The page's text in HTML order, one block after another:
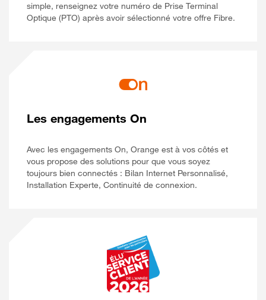
simple, renseignez votre numéro de Prise Terminal
Optique (PTO) après avoir sélectionné votre offre Fibre.
Les engagements On
Avec les engagements On, Orange est à vos côtés et
vous propose des solutions pour que vous soyez
toujours bien connectés : Bilan Internet Personnalisé,
Installation Experte, Continuité de connexion.